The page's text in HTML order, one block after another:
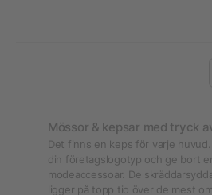
Mössor & kepsar med tryck
Det finns en keps för varje
din företagslogotyp och ge bort
modeaccessoar. De
ligger på topp tio över de mest